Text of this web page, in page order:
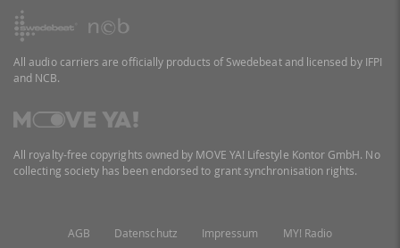
All audio carriers are officially products of Swedebeat and licensed by IFPI
and NCB.
All royalty-free copyrights owned by MOVE YA! Lifestyle Kontor GmbH. No
collecting society has been endorsed to grant synchronisation rights.
AGB Datenschutz Impressum MY! Radio